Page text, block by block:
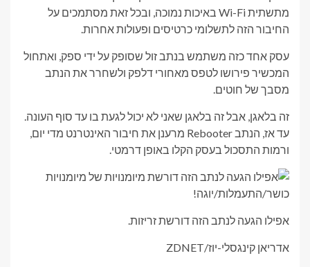
מתשתית Wi-Fi באיכות נמוכה, ובכל זאת מסתמכים על
החיבור הזה לתשלומי כרטיסים ופעולות אחרות.
עסק אחד כזה משתמש בנתב זול שסופק על ידי ספק, ואתחול
המכשיר פירושו לטפס מאחורי דלפק ולשחרר את הנתב
מסבך של חוטים.
זה בלאגן, אבל זה בלאגן שאני לא יכול לגעת בו עד סוף העונה.
עד אז, הנתב Rebooter מרענן את חיבור האינטרנט מדי יום,
ורמות התסכול בעסק הקלו באופן דרמטי.
אפילו הגעה לנתב הזה דורשת זריזות.
אדריאן קינגסלי-יוז/ZDNET